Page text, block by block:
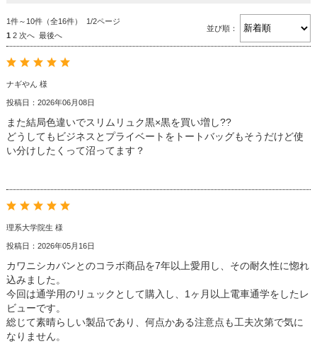
1件～10件（全16件） 1/2ページ
1 2 次へ 最後へ
並び順：
ナギやん 様
投稿日：2026年06月08日
また結局色違いでスリムリュク黒×黒を買い増し??
どうしてもビジネスとプライベートをトートバッグもそうだけど使
い分けしたくって沼ってます？
理系大学院生 様
投稿日：2026年05月16日
カワニシカバンとのコラボ商品を7年以上愛用し、その耐久性に惚れ
込みました。
今回は通学用のリュックとして購入し、1ヶ月以上電車通学をしたレ
ビューです。
総じて素晴らしい製品であり、何点かある注意点も工夫次第で気に
なりません。